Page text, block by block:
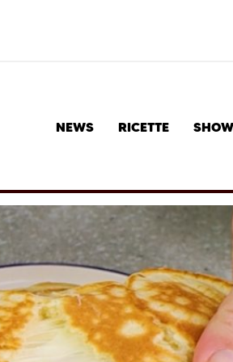
NEWS RICETTE SHOW